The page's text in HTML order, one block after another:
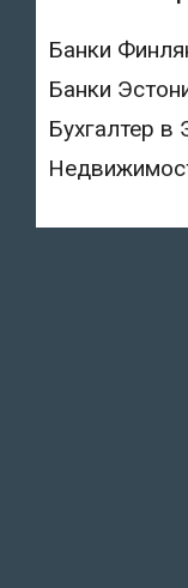
Банки
Банки
Бухгалтер в